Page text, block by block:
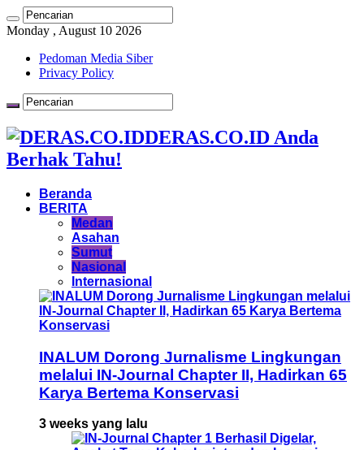
Monday , August 10 2026
Pedoman Media Siber
Privacy Policy
DERAS.CO.ID Anda
Berhak Tahu!
Beranda
BERITA
Medan
Asahan
Sumut
Nasional
Internasional
INALUM Dorong Jurnalisme Lingkungan
melalui IN-Journal Chapter II, Hadirkan 65
Karya Bertema Konservasi
3 weeks yang lalu